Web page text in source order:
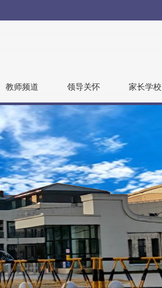
教师频道 领导关怀 家长学校